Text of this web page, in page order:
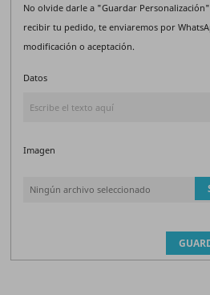
No olvide darle a "Guardar
recibir tu pedido, te enviaremos por
modificación o aceptación.
Datos
Imagen
Ningún archivo seleccionado